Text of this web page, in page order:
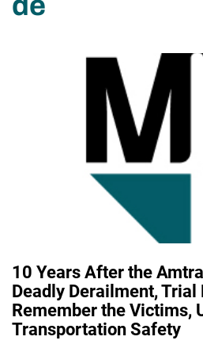
10 Years After the
Deadly Derailment, Trial
Remember the Victims,
Transportation Safety